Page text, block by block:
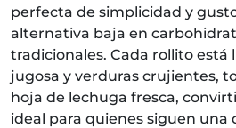
perfecta de simplicidad y
alternativa baja en
tradicionales. Cada rollito está
jugosa y verduras crujientes,
hoja de lechuga fresca,
ideal para quienes siguen una